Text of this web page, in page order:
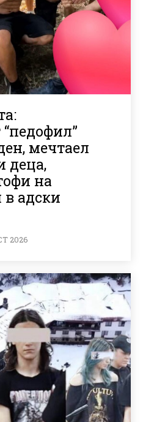
мечтаел
деца,
на
в адски
2026